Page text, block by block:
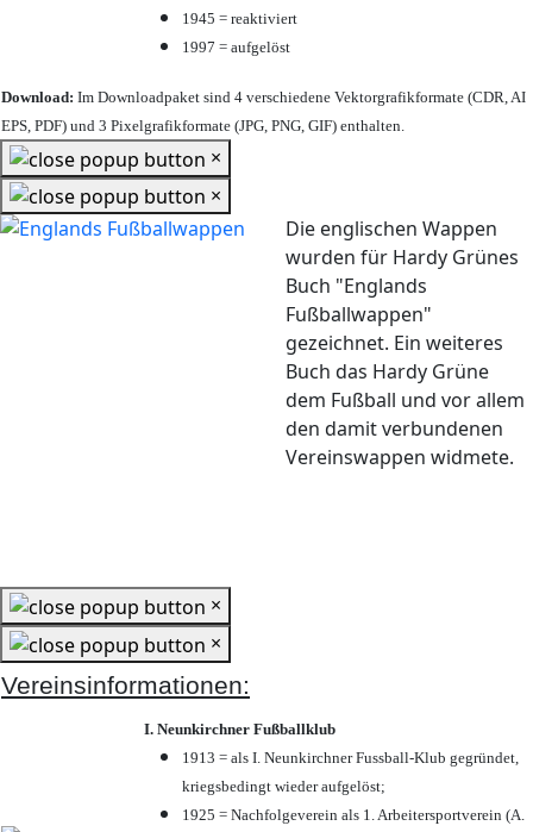
1945 = reaktiviert
1997 = aufgelöst
Download: Im Downloadpaket sind 4 verschiedene Vektorgrafikformate (CDR, AI
EPS, PDF) und 3 Pixelgrafikformate (JPG, PNG, GIF) enthalten.
×
×
Die englischen Wappen
wurden für Hardy Grünes
Buch "Englands
Fußballwappen"
gezeichnet. Ein weiteres
Buch das Hardy Grüne
dem Fußball und vor allem
den damit verbundenen
Vereinswappen widmete.
×
×
Vereinsinformationen:
I. Neunkirchner Fußballklub
1913 = als I. Neunkirchner Fussball-Klub gegründet,
kriegsbedingt wieder aufgelöst;
1925 = Nachfolgeverein als 1. Arbeitersportverein (A.